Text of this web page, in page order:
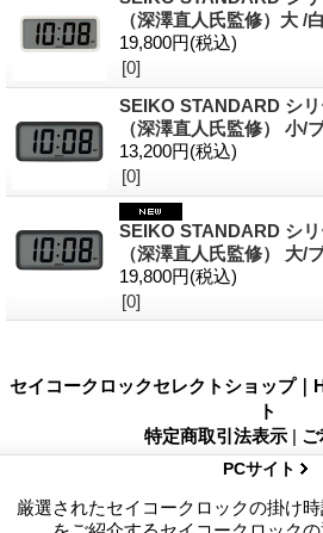
（深澤直人氏監修）大 /白
19,800円(税込)
[0]
SEIKO STANDARD シ
（深澤直人氏監修） 小/
13,200円(税込)
[0]
SEIKO STANDARD シ
（深澤直人氏監修） 大/
19,800円(税込)
[0]
セイコークロックセレクトショップ｜
ト
特定商取引法表示 |
PCサイト
厳選されたセイコークロックの掛け